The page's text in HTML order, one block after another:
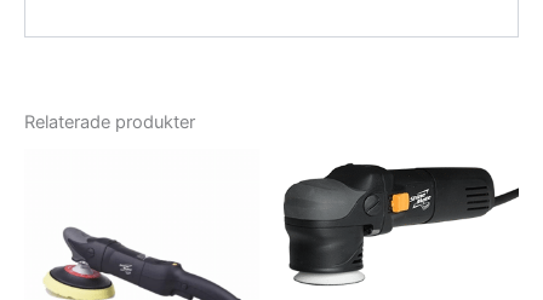
Relaterade produkter